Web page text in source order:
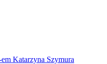
Katarzyna Szymura